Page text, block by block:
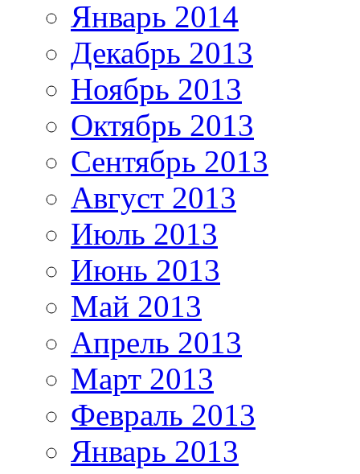
Январь 2014
Декабрь 2013
Ноябрь 2013
Октябрь 2013
Сентябрь 2013
Август 2013
Июль 2013
Июнь 2013
Май 2013
Апрель 2013
Март 2013
Февраль 2013
Январь 2013